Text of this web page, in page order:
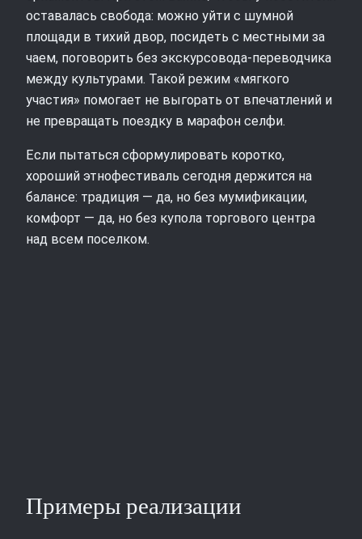
оставалась свобода: можно уйти с шумной
площади в тихий двор, посидеть с местными за
чаем, поговорить без экскурсовода-переводчика
между культурами. Такой режим «мягкого
участия» помогает не выгорать от впечатлений и
не превращать поездку в марафон селфи.
Если пытаться сформулировать коротко,
хороший этнофестиваль сегодня держится на
балансе: традиция — да, но без мумификации,
комфорт — да, но без купола торгового центра
над всем поселком.
Примеры реализации